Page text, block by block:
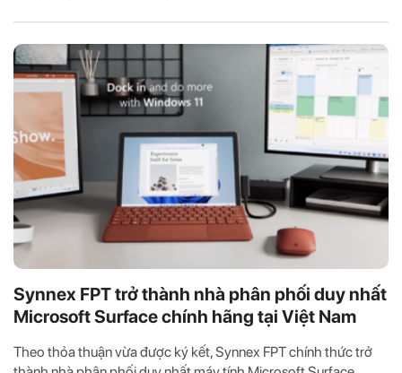
Synnex FPT trở thành nhà phân phối duy nhất
Microsoft Surface chính hãng tại Việt Nam
Theo thỏa thuận vừa được ký kết, Synnex FPT chính thức trở